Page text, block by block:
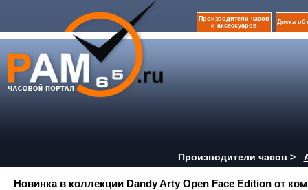
Производители часов
и аксессуаров
Доска
Производители часов >
Новинка в коллекции Dandy Arty Open Face Edition от